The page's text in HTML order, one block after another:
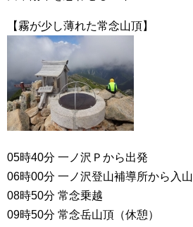
【霧が少し薄れた常念山頂】
05時40分 一ノ沢Ｐから出発
06時00分 一ノ沢登山補導所から入山
08時50分 常念乗越
09時50分 常念岳山頂（休憩）